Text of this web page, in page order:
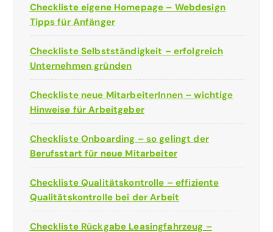
Checkliste eigene Homepage – Webdesign
Tipps für Anfänger
Checkliste Selbstständigkeit – erfolgreich
Unternehmen gründen
Checkliste neue MitarbeiterInnen – wichtige
Hinweise für Arbeitgeber
Checkliste Onboarding – so gelingt der
Berufsstart für neue Mitarbeiter
Checkliste Qualitätskontrolle – effiziente
Qualitätskontrolle bei der Arbeit
Checkliste Rückgabe Leasingfahrzeug –